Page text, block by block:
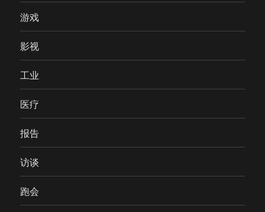
游戏
影视
工业
医疗
报告
访谈
跑会